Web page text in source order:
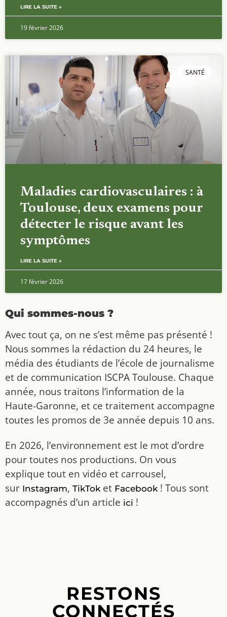
LIRE LA SUITE »
19 février 2026
SANTÉ
Maladies cardiovasculaires : à
Toulouse, deux examens pour
détecter le risque avant les
symptômes
LIRE LA SUITE »
17 février 2026
Qui sommes-nous ?
Avec tout ça, on ne s’est même pas présenté !
Nous sommes la rédaction du 24 heures, le
média des étudiants de l’école de journalisme
et de communication ISCPA Toulouse. Chaque
année, nous traitons l’information de la
Haute-Garonne, et ce traitement accompagne
toutes les promos de 3e année depuis 10 ans.
En 2026, l’environnement est le mot d’ordre
pour toutes nos productions. On vous
explique tout en vidéo et carrousel,
sur Instagram, TikToket Facebook! Tous sont
accompagnés d’un article ici !
RESTONS
CONNECTÉS